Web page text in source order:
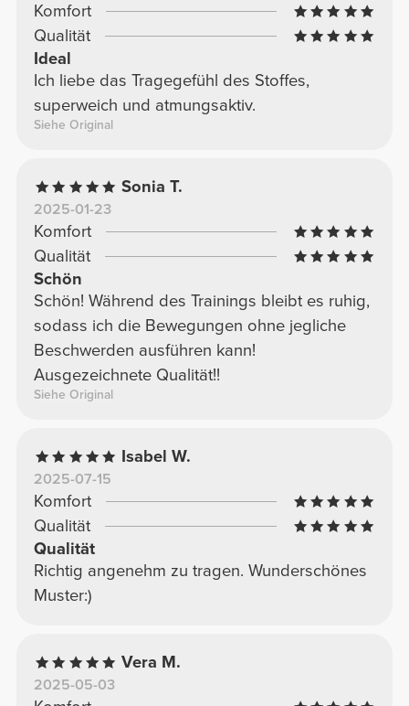
Komfort
Qualität
Ideal
Ich liebe das Tragegefühl des Stoffes,
superweich und atmungsaktiv.
Siehe Original
Sonia T.
2025-01-23
Komfort
Qualität
Schön
Schön! Während des Trainings bleibt es ruhig,
sodass ich die Bewegungen ohne jegliche
Beschwerden ausführen kann!
Ausgezeichnete Qualität!!
Siehe Original
Isabel W.
2025-07-15
Komfort
Qualität
Qualität
Richtig angenehm zu tragen. Wunderschönes
Muster:)
Vera M.
2025-05-03